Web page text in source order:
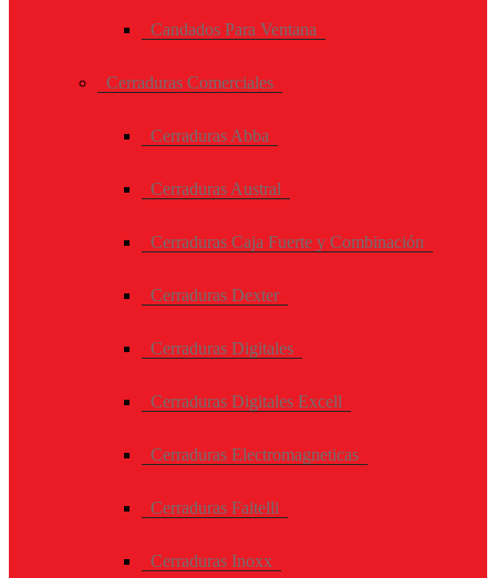
Candados Para Ventana
Cerraduras Comerciales
Cerraduras Abba
Cerraduras Austral
Cerraduras Caja Fuerte y Combinación
Cerraduras Dexter
Cerraduras Digitales
Cerraduras Digitales Excell
Cerraduras Electromagneticas
Cerraduras Faitelli
Cerraduras Inoxx